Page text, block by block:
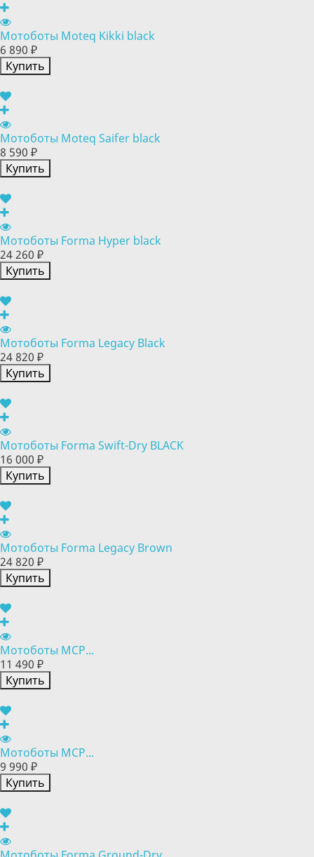
Мотоботы Moteq Kikki black
6 890 ₽
Купить
Мотоботы Moteq Saifer black
8 590 ₽
Купить
Мотоботы Forma Hyper black
24 260 ₽
Купить
Мотоботы Forma Legacy Black
24 820 ₽
Купить
Мотоботы Forma Swift-Dry BLACK
16 000 ₽
Купить
Мотоботы Forma Legacy Brown
24 820 ₽
Купить
Мотоботы MCP...
11 490 ₽
Купить
Мотоботы MCP...
9 990 ₽
Купить